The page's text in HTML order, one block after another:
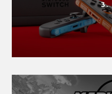
3.